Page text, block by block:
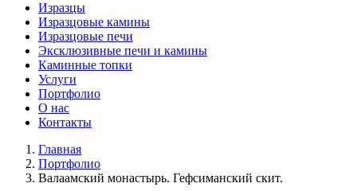
Изразцы
Изразцовые камины
Изразцовые печи
Эксклюзивные печи и камины
Каминные топки
Услуги
Портфолио
О нас
Контакты
Главная
Портфолио
Валаамский монастырь. Гефсиманский скит.